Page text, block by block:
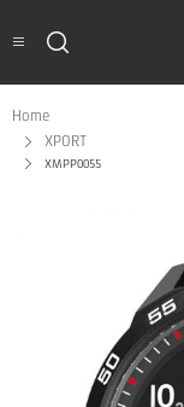
Home
XPORT
XMPP0055